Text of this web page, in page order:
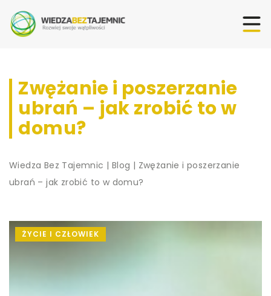
Zwężanie i poszerzanie
ubrań – jak zrobić to w
domu?
Wiedza Bez Tajemnic | Blog | Zwężanie i poszerzanie
ubrań – jak zrobić to w domu?
ŻYCIE I CZŁOWIEK